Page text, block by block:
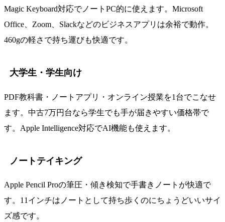
Magic Keyboard対応でノートPC的に使えます。Microsoft
Office、Zoom、Slackなどのビジネスアプリは余裕で動作。
460gの軽さで持ち運びも快適です。
大学生・学生向け
PDF教科書・ノートアプリ・オンライン授業を1台でこなせ
ます。中古7万円台なら学生でも手が届きやすい価格帯で
す。Apple Intelligence対応でAI機能も使えます。
ノートテイキング
Apple Pencil Proの筆圧・傾き検知で手書きノートが快適で
す。11インチはノートとして持ち歩くのにちょうどいいサイ
ズ感です。